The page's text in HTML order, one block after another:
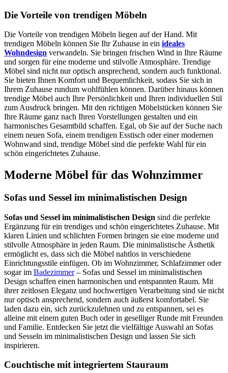
Die Vorteile von trendigen Möbeln
Die Vorteile von trendigen Möbeln liegen auf der Hand. Mit
trendigen Möbeln können Sie Ihr Zuhause in ein ideales
Wohndesign verwandeln. Sie bringen frischen Wind in Ihre Räume
und sorgen für eine moderne und stilvolle Atmosphäre. Trendige
Möbel sind nicht nur optisch ansprechend, sondern auch funktional.
Sie bieten Ihnen Komfort und Bequemlichkeit, sodass Sie sich in
Ihrem Zuhause rundum wohlfühlen können. Darüber hinaus können
trendige Möbel auch Ihre Persönlichkeit und Ihren individuellen Stil
zum Ausdruck bringen. Mit den richtigen Möbelstücken können Sie
Ihre Räume ganz nach Ihren Vorstellungen gestalten und ein
harmonisches Gesamtbild schaffen. Egal, ob Sie auf der Suche nach
einem neuen Sofa, einem trendigen Esstisch oder einer modernen
Wohnwand sind, trendige Möbel sind die perfekte Wahl für ein
schön eingerichtetes Zuhause.
Moderne Möbel für das Wohnzimmer
Sofas und Sessel im minimalistischen Design
Sofas und Sessel im minimalistischen Design sind die perfekte
Ergänzung für ein trendiges und schön eingerichtetes Zuhause. Mit
klaren Linien und schlichten Formen bringen sie eine moderne und
stilvolle Atmosphäre in jeden Raum. Die minimalistische Ästhetik
ermöglicht es, dass sich die Möbel nahtlos in verschiedene
Einrichtungsstile einfügen. Ob im Wohnzimmer, Schlafzimmer oder
sogar im Badezimmer– Sofas und Sessel im minimalistischen
Design schaffen einen harmonischen und entspannten Raum. Mit
ihrer zeitlosen Eleganz und hochwertigen Verarbeitung sind sie nicht
nur optisch ansprechend, sondern auch äußerst komfortabel. Sie
laden dazu ein, sich zurückzulehnen und zu entspannen, sei es
alleine mit einem guten Buch oder in geselliger Runde mit Freunden
und Familie. Entdecken Sie jetzt die vielfältige Auswahl an Sofas
und Sesseln im minimalistischen Design und lassen Sie sich
inspirieren.
Couchtische mit integriertem Stauraum